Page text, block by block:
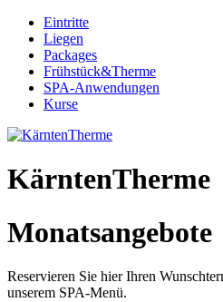
Eintritte
Liegen
Packages
Frühstück&Therme
SPA-Anwendungen
Kurse
KärntenTherme
Monatsangebote
Reservieren Sie hier Ihren
unserem SPA-Menü.